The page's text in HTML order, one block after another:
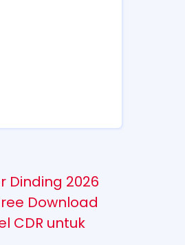
Dinding 2026
Download
CDR untuk